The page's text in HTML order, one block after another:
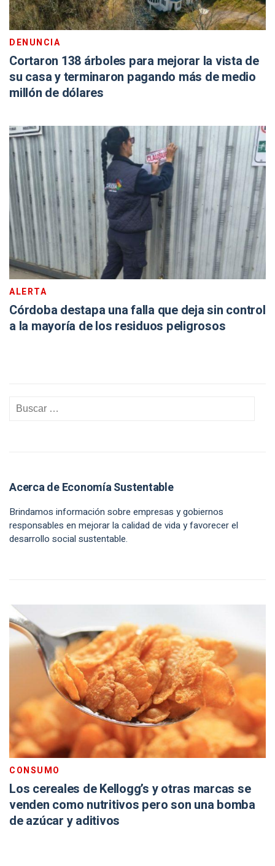
DENUNCIA
Cortaron 138 árboles para mejorar la vista de
su casa y terminaron pagando más de medio
millón de dólares
ALERTA
Córdoba destapa una falla que deja sin control
a la mayoría de los residuos peligrosos
Acerca de Economía Sustentable
Brindamos información sobre empresas y gobiernos
responsables en mejorar la calidad de vida y favorecer el
desarrollo social sustentable.
CONSUMO
Los cereales de Kellogg’s y otras marcas se
venden como nutritivos pero son una bomba
de azúcar y aditivos